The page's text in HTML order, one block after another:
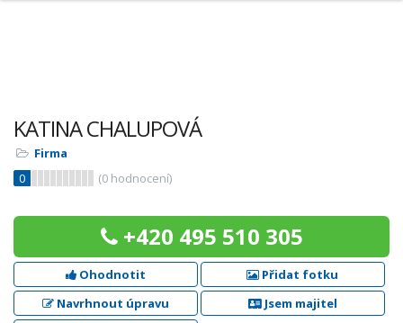
KATINA CHALUPOVÁ
Firma
0
(0 hodnocení)
+420 495 510 305
Ohodnotit
Přidat fotku
Navrhnout úpravu
Jsem majitel